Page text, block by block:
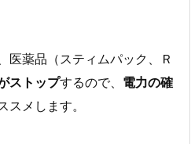
医薬品（スティムパック、Ｒ
ストップするので、 電力の確
スメします。